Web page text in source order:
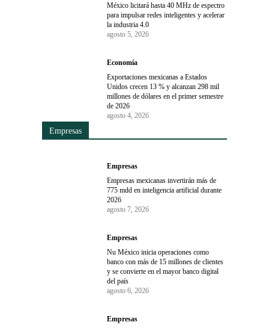
México licitará hasta 40 MHz de espectro
para impulsar redes inteligentes y acelerar
la industria 4.0
agosto 5, 2026
Economía
Exportaciones mexicanas a Estados
Unidos crecen 13 % y alcanzan 298 mil
millones de dólares en el primer semestre
de 2026
agosto 4, 2026
Empresas
Empresas
Empresas mexicanas invertirán más de
775 mdd en inteligencia artificial durante
2026
agosto 7, 2026
Empresas
Nu México inicia operaciones como
banco con más de 15 millones de clientes
y se convierte en el mayor banco digital
del país
agosto 6, 2026
Empresas